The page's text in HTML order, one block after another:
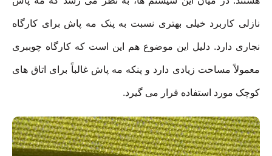
نازلی کاربرد خیلی بهتری نسبت به پنک مه پاش برای کارگاه
نجاری دارد. دلیل این موضوع هم این است که کارگاه چوببری
معمولاً مساحت زیادی دارد و پنکه مه پاش غالباً برای اتاق های
کوچک مورد استفاده قرار می گیرد.